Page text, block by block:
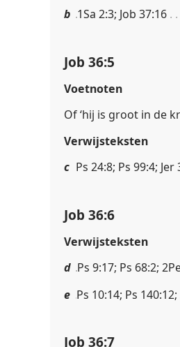
b 1Sa 2:3; Job 37:16
Job 36:5
Voetnoten
Of ‘hij is groot in de
Verwijsteksten
c Ps 24:8; Ps 99:4; Jer
Job 36:6
Verwijsteksten
d Ps 9:17; Ps 68:2;
e Ps 10:14; Ps
Job 36:7